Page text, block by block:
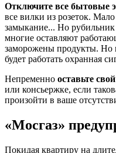
Отключите все бытовые
все вилки из розеток.
замыкание... Но рубильник
многие оставляют
заморожены продукты. Но
будет работать охранная
Непременно оставьте
или консьержке, если
произойти в ваше
«Мосгаз»
Покидая квартиру на